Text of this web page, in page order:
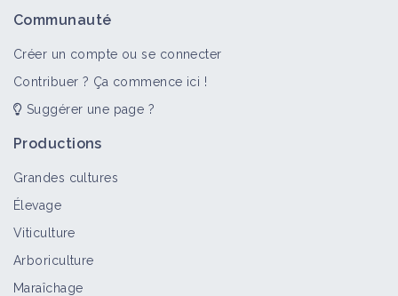
Communauté
Créer un compte ou se connecter
Contribuer ? Ça commence ici !
Suggérer une page ?
Productions
Grandes cultures
Élevage
Viticulture
Arboriculture
Maraîchage